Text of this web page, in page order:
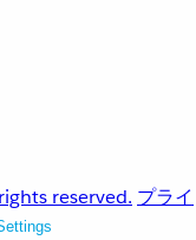
reserved. プライ